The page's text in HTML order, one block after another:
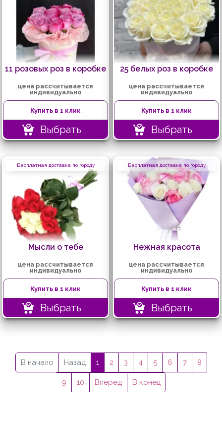
11 розовых роз в коробке
цена рассчитывается
индивидуально
Купить в 1 клик
Выбрать
25 белых роз в коробке
цена рассчитывается
индивидуально
Купить в 1 клик
Выбрать
Бесплатная доставка по городу
Мысли о тебе
цена рассчитывается
индивидуально
Купить в 1 клик
Выбрать
Бесплатная доставка по городу
Нежная красота
цена рассчитывается
индивидуально
Купить в 1 клик
Выбрать
В начало Назад 1 2 3 4 5 6 7 8
9 10 Вперед В конец